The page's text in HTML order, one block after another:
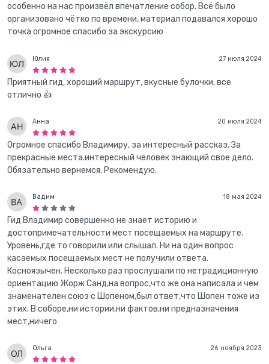
особенно на нас произвёл впечатление собор. Всё было
организовано чётко по времени, материал подавался хорошо
точка огромное спасибо за экскурсию
27 июля 2024
Юлия
Приятный гид, хороший маршрут, вкусные булочки, все
отлично 👍
20 июля 2024
Анна
Огромное спасибо Владимиру, за интересный рассказ. За
прекрасные места.интересный человек знающий свое дело.
Обязательно вернемся. Рекомендую.
18 мая 2024
Вадим
Гид Владимир совершенно не знает историю и
достопримечательности мест посещаемых на маршруте.
Уровень,где то говорили или слышал. Ни на один вопрос
касаемых посещаемых мест не получили ответа.
Косноязычен. Несколько раз прослушали по нетрадиционную
ориентацию Жорж Санд,на вопрос,что же она написала и чем
знаменателен союз с Шопеном,был ответ,что Шопен тоже из
этих. В соборе,ни истории,ни фактов,ни предназначения
мест,ничего
26 ноября 2023
Ольга